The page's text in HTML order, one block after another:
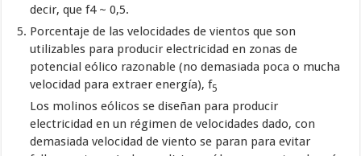
decir, que f4 ~ 0,5.
Porcentaje de las velocidades de vientos que son
utilizables para producir electricidad en zonas de
potencial eólico razonable (no demasiada poca o mucha
velocidad para extraer energía), f5
Los molinos eólicos se diseñan para producir
electricidad en un régimen de velocidades dado, con
demasiada velocidad de viento se paran para evitar